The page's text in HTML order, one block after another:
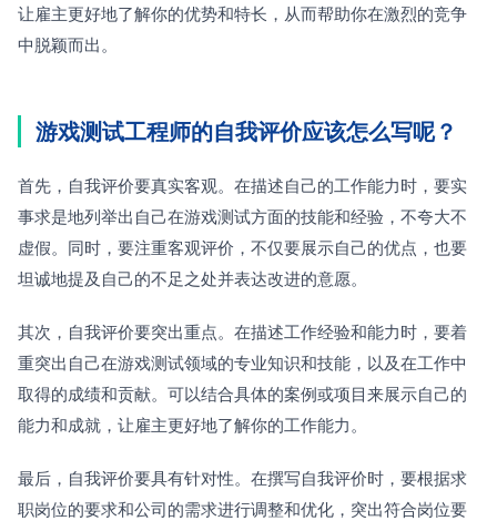
让雇主更好地了解你的优势和特长，从而帮助你在激烈的竞争
中脱颖而出。
游戏测试工程师的自我评价应该怎么写呢？
首先，自我评价要真实客观。在描述自己的工作能力时，要实
事求是地列举出自己在游戏测试方面的技能和经验，不夸大不
虚假。同时，要注重客观评价，不仅要展示自己的优点，也要
坦诚地提及自己的不足之处并表达改进的意愿。
其次，自我评价要突出重点。在描述工作经验和能力时，要着
重突出自己在游戏测试领域的专业知识和技能，以及在工作中
取得的成绩和贡献。可以结合具体的案例或项目来展示自己的
能力和成就，让雇主更好地了解你的工作能力。
最后，自我评价要具有针对性。在撰写自我评价时，要根据求
职岗位的要求和公司的需求进行调整和优化，突出符合岗位要